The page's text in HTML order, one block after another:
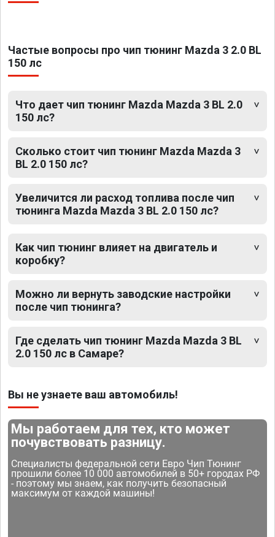
Частые вопросы про чип тюнинг Mazda 3 2.0 BL
150 лс
Что дает чип тюнинг Mazda Mazda 3 BL 2.0
150 лс?
Сколько стоит чип тюнинг Mazda Mazda 3
BL 2.0 150 лс?
Увеличится ли расход топлива после чип
тюнинга Mazda Mazda 3 BL 2.0 150 лс?
Как чип тюнинг влияет на двигатель и
коробку?
Можно ли вернуть заводские настройки
после чип тюнинга?
Где сделать чип тюнинг Mazda Mazda 3 BL
2.0 150 лс в Самаре?
Вы не узнаете ваш автомобиль!
Мы работаем для тех, кто может
почувствовать разницу.
Специалисты федеральной сети Евро Чип Тюнинг
прошили более 10 000 автомобилей в 50+ городах РФ
- поэтому мы знаем, как получить безопасный
максимум от каждой машины!